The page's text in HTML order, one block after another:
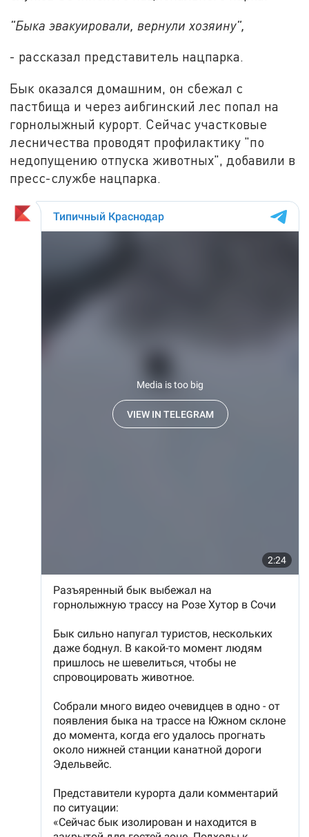
"Быка эвакуировали, вернули хозяину",
- рассказал представитель нацпарка.
Бык оказался домашним, он сбежал с
пастбища и через аибгинский лес попал на
горнолыжный курорт. Сейчас участковые
лесничества проводят профилактику "по
недопущению отпуска животных", добавили в
пресс-службе нацпарка.